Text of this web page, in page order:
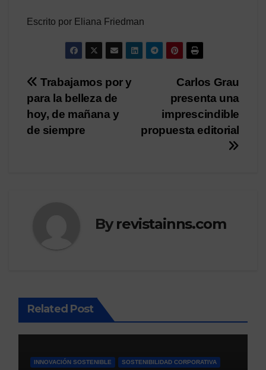
Escrito por Eliana Friedman
Post
navigation
Carlos Grau
presenta una
imprescindible
propuesta editorial
Trabajamos por y
para la belleza de
hoy, de mañana y
de siempre
By revistainns.com
Related Post
INNOVACIÓN SOSTENIBLE SOSTENIBILIDAD CORPORATIVA